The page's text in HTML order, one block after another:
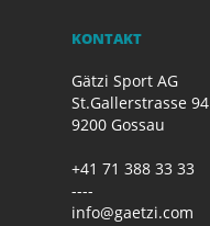
KONTAKT
Gätzi Sport AG
St.Gallerstrasse 94
9200 Gossau
+41 71 388 33 33
----
info@gaetzi.com